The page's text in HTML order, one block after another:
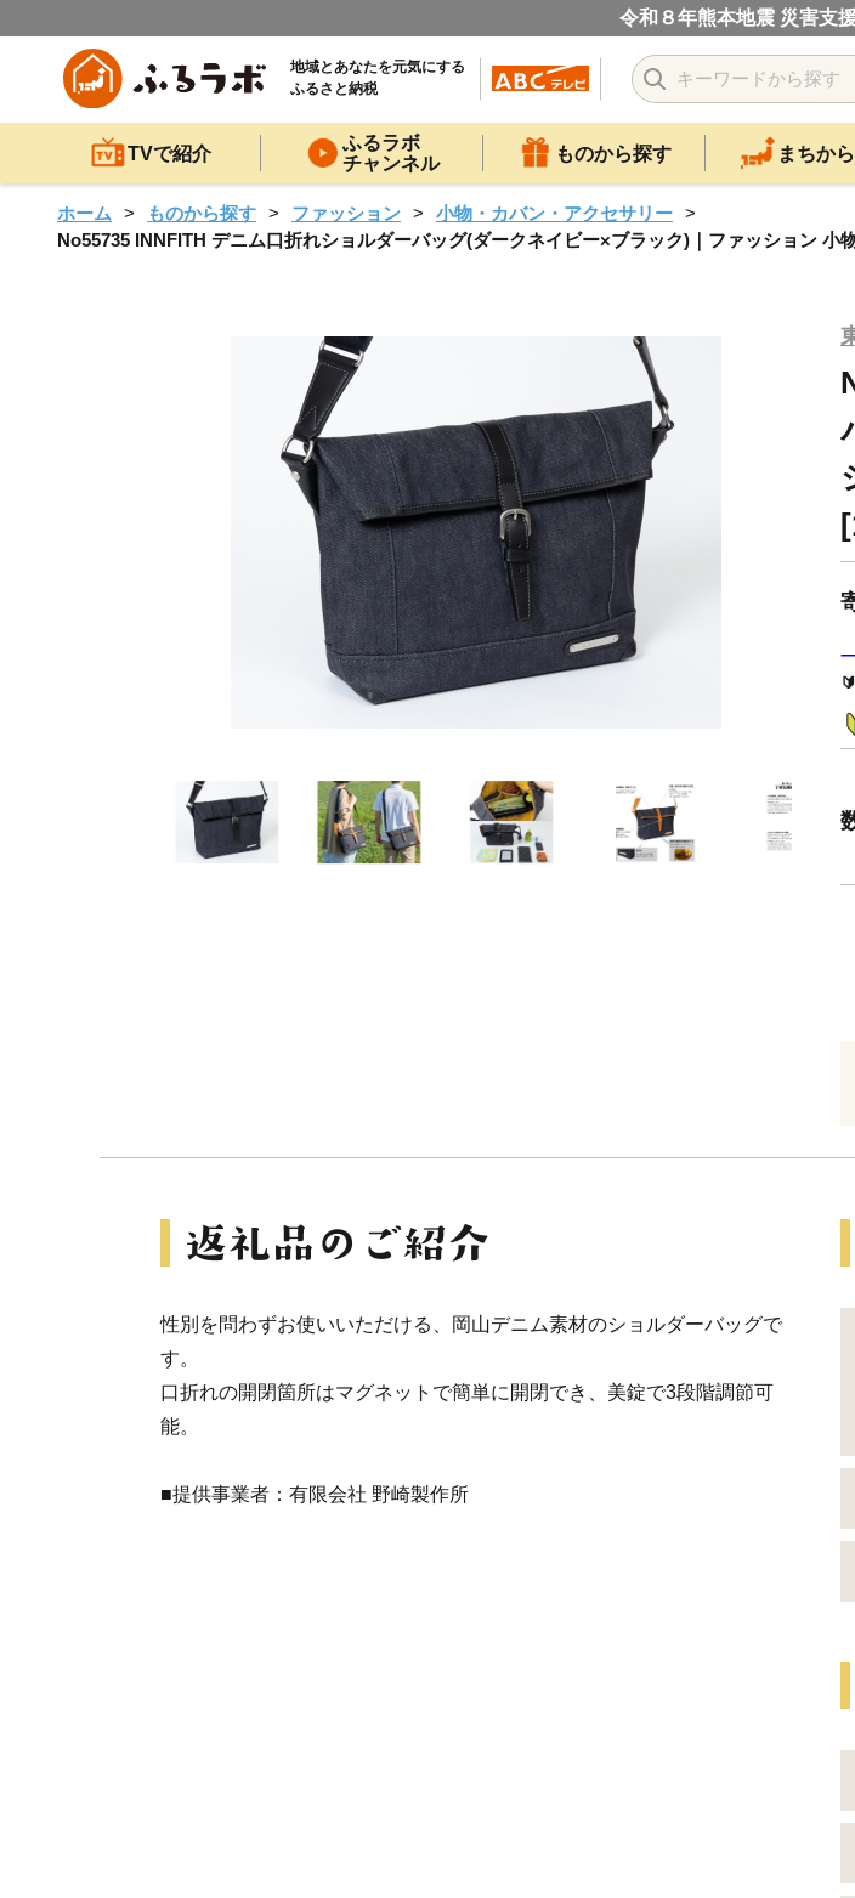
令和８年熊本地震 災害支
地域とあなたを元気にする
ふるさと納税
TVで紹介
ふるラボ
チャンネル
ものから探す まちか
ホーム ものから探す ファッション
小物・カバン・アクセサリー
No55735 INNFITH デニム口折れショルダーバッグ(ダークネイビー×ブラック)｜ファッション 小
性別を問わずお使いいただける、岡山デニム素材のショルダーバッグで
す。
口折れの開閉箇所はマグネットで簡単に開閉でき、美錠で3段階調節可
能。
■提供事業者：有限会社 野崎製作所